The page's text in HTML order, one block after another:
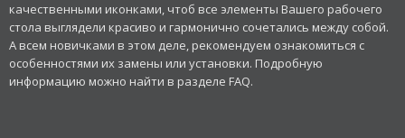
качественными иконками, чтоб все элементы Вашего рабочего
стола выглядели красиво и гармонично сочетались между собой.
А всем новичками в этом деле, рекомендуем ознакомиться с
особенностями их замены или установки. Подробную
информацию можно найти в разделе FAQ.